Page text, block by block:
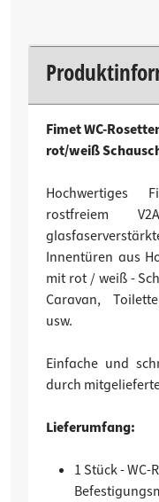
Fimet WC-
rot/weiß
Hochwertiges
rostfreiem
Innentüren aus
mit rot / weiß -
Caravan,
usw.
Einfache und
durch
Lieferumfang:
1 Stück -